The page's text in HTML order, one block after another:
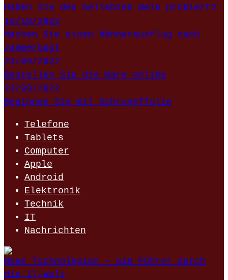
Haben Sie den beliebten Wein probiert?
16/10/2022
Machen Sie einen Männerausflug nach
Jammerbugt
23/09/2022
Bestellen Sie die Ware online
23/09/2022
Beginnen Sie mit Schrumpffolie
Telefone
Tablets
Computer
Apple
Android
Elektronik
Technik
IT
Nachrichten
Neue Technologien – ein Führer durch
die IT-Welt